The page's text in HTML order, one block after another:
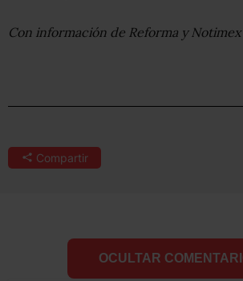
Con información de Reforma y Notimex
Compartir
OCULTAR